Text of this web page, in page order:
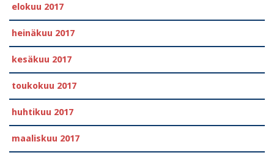
elokuu 2017
heinäkuu 2017
kesäkuu 2017
toukokuu 2017
huhtikuu 2017
maaliskuu 2017